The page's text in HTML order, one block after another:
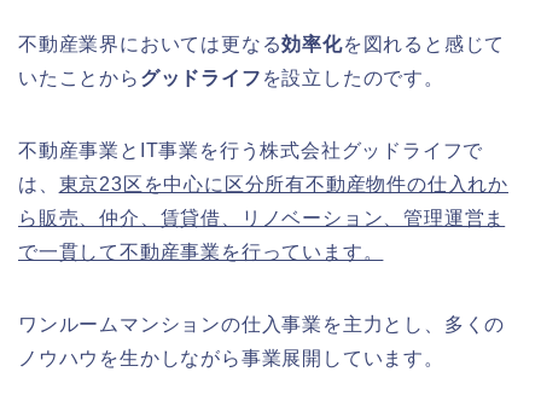
不動産業界においては更なる効率化を図れると感じて
いたことから グッドライフ を設立したのです。
不動産事業とIT事業を行う株式会社グッドライフで
は、 東京23区を中心に区分所有不動産物件の仕入れか
ら販売、仲介、賃貸借、リノベーション、管理運営ま
で一貫して不動産事業を行っています。
ワンルームマンションの仕入事業を主力とし、多くの
ノウハウを生かしながら事業展開しています。